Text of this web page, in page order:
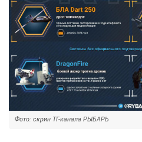
Фото: скрин ТГ-канала РЫБАРЬ